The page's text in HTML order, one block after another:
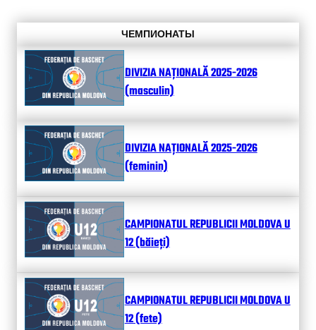
ЧЕМПИОНАТЫ
DIVIZIA NAȚIONALĂ 2025-2026
(masculin)
DIVIZIA NAȚIONALĂ 2025-2026
(feminin)
CAMPIONATUL REPUBLICII MOLDOVA U
12 (băieți)
CAMPIONATUL REPUBLICII MOLDOVA U
12 (fete)